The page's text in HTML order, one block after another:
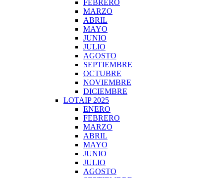
FEBRERO
MARZO
ABRIL
MAYO
JUNIO
JULIO
AGOSTO
SEPTIEMBRE
OCTUBRE
NOVIEMBRE
DICIEMBRE
LOTAIP 2025
ENERO
FEBRERO
MARZO
ABRIL
MAYO
JUNIO
JULIO
AGOSTO